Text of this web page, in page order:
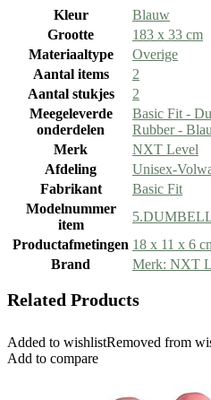
Kleur
‎Blauw
Grootte
‎183 x 33 cm
Materiaaltype
‎Overige
Aantal items
‎2
Aantal stukjes
‎2
Meegeleverde
onderdelen
‎Basic Fit -
Rubber -
Merk
‎NXT Level
Afdeling
‎Unisex-
Fabrikant
‎Basic Fit
Modelnummer
item
Productafmetingen ‎18 x 11 x 6
Brand
Merk: NXT
Related Products
Added to wishlistRemoved from
Add to compare